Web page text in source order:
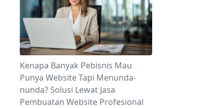
Kenapa Banyak Pebisnis Mau
Punya Website Tapi Menunda-
nunda? Solusi Lewat Jasa
Pembuatan Website Profesional